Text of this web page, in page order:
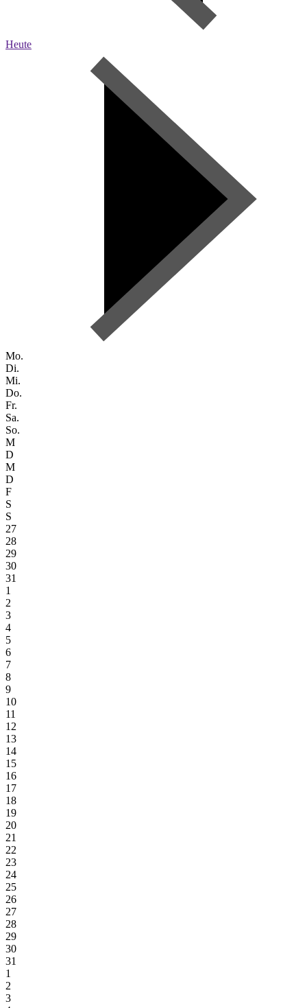
Heute
Mo.
Di.
Mi.
Do.
Fr.
Sa.
So.
M
D
M
D
F
S
S
27
28
29
30
31
1
2
3
4
5
6
7
8
9
10
11
12
13
14
15
16
17
18
19
20
21
22
23
24
25
26
27
28
29
30
31
1
2
3